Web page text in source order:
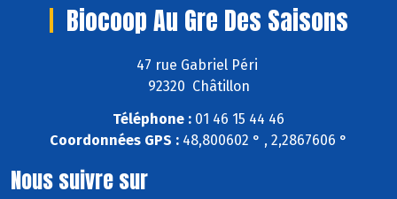
Biocoop Au Gre Des Saisons
47 rue Gabriel Péri
92320 Châtillon
Téléphone : 01 46 15 44 46
Coordonnées GPS : 48,800602 ° , 2,2867606 °
Nous suivre sur